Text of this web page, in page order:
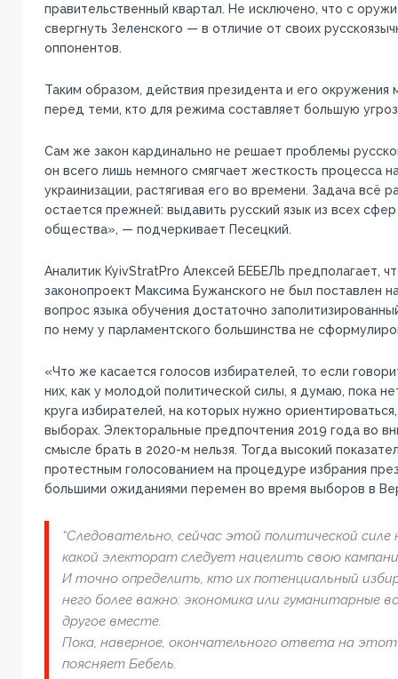
правительственный квартал. Не исключено, что с
свергнуть Зеленского — в отличие от своих
оппонентов.
Таким образом, действия президента и его окружения
перед теми, кто для режима составляет большую
Сам же закон кардинально не решает проблемы
он всего лишь немного смягчает жесткость процесса
украинизации, растягивая его во времени. Задача всё
остается прежней: выдавить русский язык из всех
общества», — подчеркивает Песецкий.
Аналитик KyivStratPro Алексей БЕБЕЛЬ предполагает,
законопроект Максима Бужанского не был поставлен
вопрос языка обучения достаточно
по нему у парламентского большинства не
«Что же касается голосов избирателей, то если
них, как у молодой политической силы, я думаю, пока
круга избирателей, на которых нужно
выборах. Электоральные предпочтения 2019 года во
смысле брать в 2020-м нельзя. Тогда высокий
протестным голосованием на процедуре избрания
большими ожиданиями перемен во время выборов в
“Следовательно, сейчас этой политической силе
какой электорат следует нацелить свою
И точно определить, кто их потенциальный
него более важно: экономика или гуманитарные
другое вместе.
Пока, наверное, окончательного ответа на этот
поясняет Бебель.